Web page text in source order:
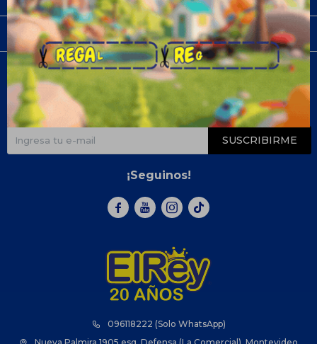
096118222 (Solo WhatsApp)
Compra
Newsletter
¡Suscribite y recibí todas nuestras novedades!
SUSCRIBIRME
¡Seguinos!
  